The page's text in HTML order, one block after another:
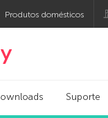
Produtos domésticos
da Kaspersky
Suporte